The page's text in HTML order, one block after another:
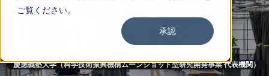
ご覧ください。
承認
慶應義塾大学（科学技術振興機構ムーンショット型研究開発事業 代表機関）